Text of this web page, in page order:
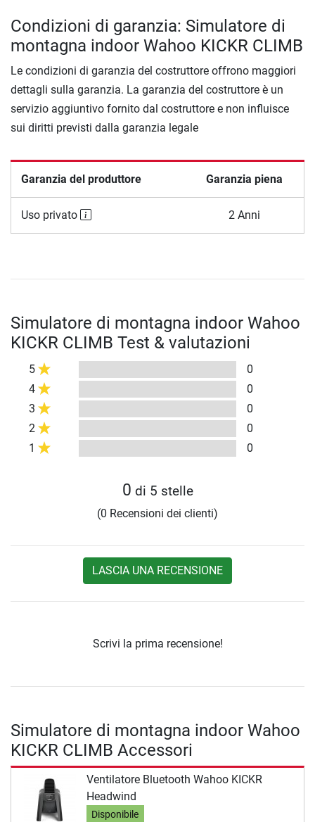
Condizioni di garanzia: Simulatore di
montagna indoor Wahoo KICKR CLIMB
Le condizioni di garanzia del costruttore offrono maggiori
dettagli sulla garanzia. La garanzia del costruttore è un
servizio aggiuntivo fornito dal costruttore e non influisce
sui diritti previsti dalla garanzia legale
Garanzia del produttore Garanzia piena
Uso privato 2 Anni
Simulatore di montagna indoor Wahoo
KICKR CLIMB Test & valutazioni
5
0
4
0
3
0
2
0
1
0
0 di 5 stelle
(0 Recensioni dei clienti)
LASCIA UNA RECENSIONE
Scrivi la prima recensione!
Simulatore di montagna indoor Wahoo
KICKR CLIMB Accessori
Ventilatore Bluetooth Wahoo KICKR
Headwind
Disponibile